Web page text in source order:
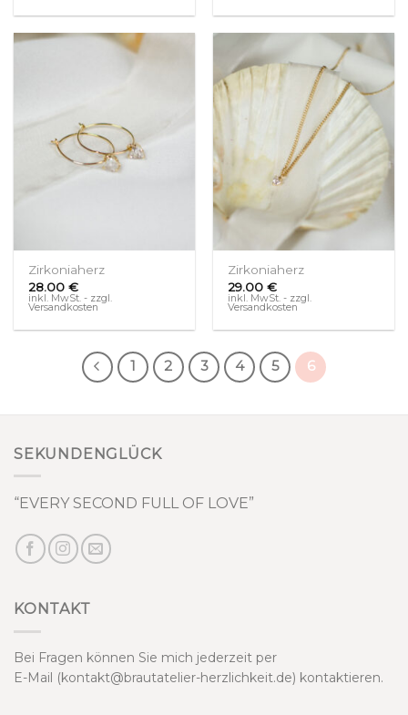
Zirkoniaherz
28.00€
inkl. MwSt. - zzgl.
Versandkosten
Zirkoniaherz
29.00€
inkl. MwSt. - zzgl.
Versandkosten
1 2 3 4 5 6
SEKUNDENGLÜCK
“EVERY SECOND FULL OF LOVE”
KONTAKT
Bei Fragen können Sie mich jederzeit per
E-Mail (kontakt@brautatelier-herzlichkeit.de) kontaktieren.